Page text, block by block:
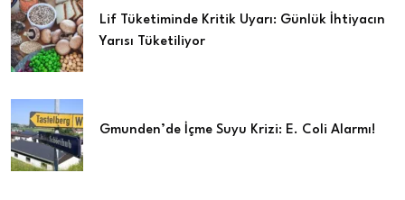
Lif Tüketiminde Kritik Uyarı: Günlük İhtiyacın
Yarısı Tüketiliyor
Gmunden’de İçme Suyu Krizi: E. Coli Alarmı!